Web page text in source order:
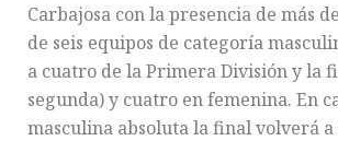
Carbajosa con la presencia de más
de seis equipos de categoría
a cuatro de la Primera División y la
segunda) y cuatro en femenina. En
masculina absoluta la final volverá